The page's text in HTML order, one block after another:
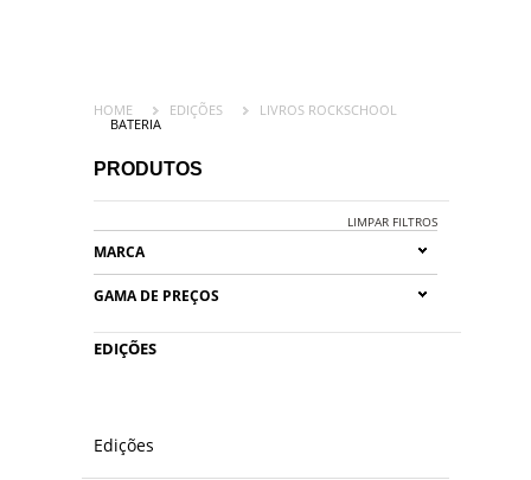
HOME EDIÇÕES
LIVROS ROCKSCHOOL
BATERIA
PRODUTOS
LIMPAR FILTROS
MARCA
GAMA DE PREÇOS
EDIÇÕES
Edições